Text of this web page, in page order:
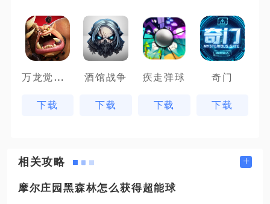
万龙觉醒魔兽战场
下载
酒馆战争
下载
疾走弹球
下载
奇门
下载
相关攻略 +
摩尔庄园黑森林怎么获得超能球